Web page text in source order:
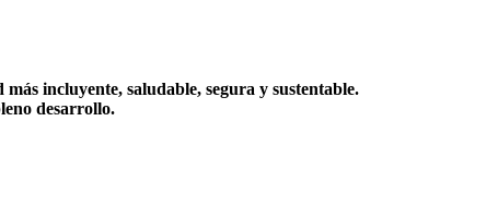
incluyente, saludable, segura y sustentable.
desarrollo.